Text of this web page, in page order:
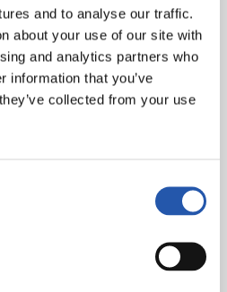
and to analyse our traffic.
about your use of our site with
and analytics partners who
information that you’ve
collected from your use
44.
Ha amonestado a los locales
y Aparicio.